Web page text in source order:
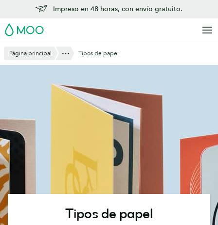
contenido
principal
Impreso en 48 horas, con envío gratuito.
MOO
Página principal Mostrar todo
Tipos de papel
Tipos de papel